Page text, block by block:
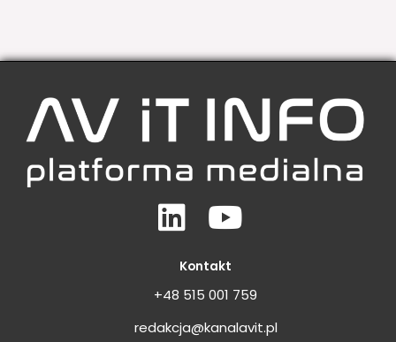
LinkedinYoutube
Kontakt
+48 515 001 759
redakcja@kanalavit.pl